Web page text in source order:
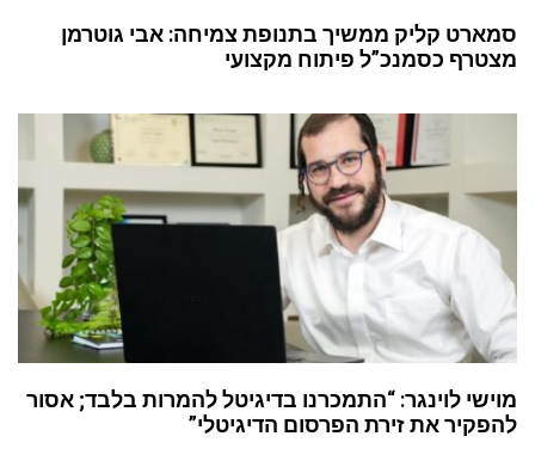
סמארט קליק ממשיך בתנופת צמיחה: אבי גוטרמן
מצטרף כסמנכ”ל פיתוח מקצועי
מוישי לוינגר: “התמכרנו בדיגיטל להמרות בלבד; אסור
להפקיר את זירת הפרסום הדיגיטלי”